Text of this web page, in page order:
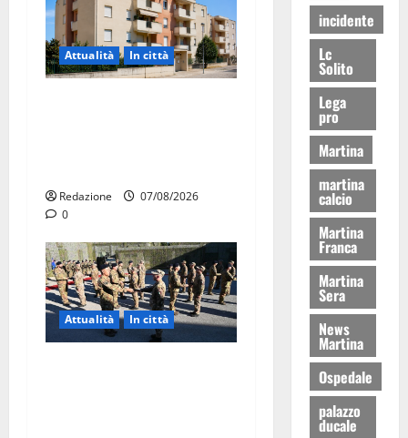
Attualità In città
Redazione
07/08/2026
0
Attualità In città
incidente
Lc
Solito
Lega
pro
Martina
martina
calcio
Martina
Franca
Martina
Sera
News
Martina
Ospedale
palazzo
ducale